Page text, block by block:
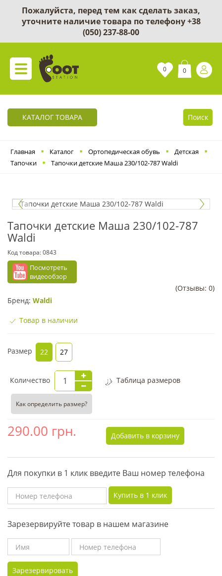
Пожалуйста, перед тем как сделать заказ,
уточните наличие товара по телефону+38
(050) 237-88-00
0 0
КАТАЛОГ ТОВАРА Поиск
Главная Каталог Ортопедическая обувь
Детская
Тапочки
Тапочки детские Маша 230/102-787 Waldi
Тапочки детские Маша 230/102-787
Waldi
Код товара:0843
Посмотреть
видеообзор
(Отзывы: 0)
Бренд: Waldi
Товар в наличии
Размер 22 27
Количество Таблица размеров
Как определить размер?
290.00 грн. Добавить в корзину
Для покупки в 1 клик введите Ваш номер телефона
Купить в 1 клик
Зарезервируйте товар в нашем магазине
Зарезервировать